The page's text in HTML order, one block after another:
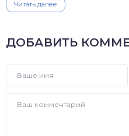
Читать далее
ДОБАВИТЬ